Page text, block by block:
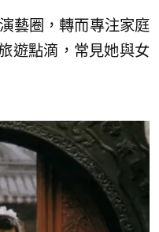
藝圈，轉而專注家庭
遊點滴，常見她與女